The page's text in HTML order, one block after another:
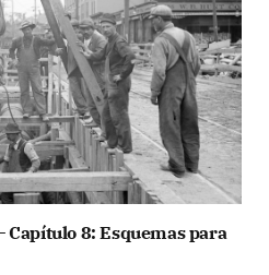
Capítulo 8: Esquemas para